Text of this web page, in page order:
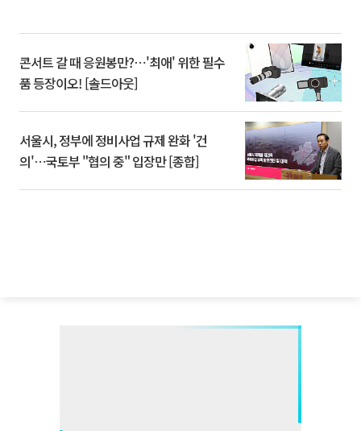
콘서트 갈 때 응원봉만?⋯'최애' 위한 필수
품 등장이오! [솔드아웃]
서울시, 정부에 정비사업 규제 완화 '건
의'⋯국토부 "협의 중" 입장만 [종합]